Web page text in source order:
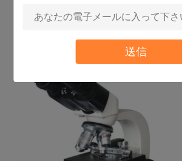
送信
6V/20W、AC
220V/110V
補償の自由な双眼、48mm-75mm
補償FreeTrinocular、48mm-75mm
接眼レンズ
WF16X
WF20X
P16X
無色20X
無色60X
LED
ミラーを反映して下さい